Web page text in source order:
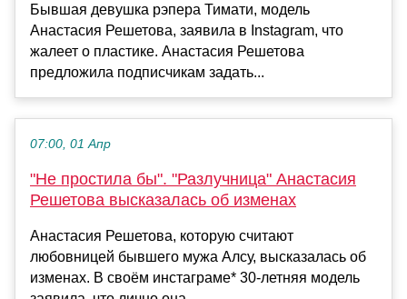
Бывшая девушка рэпера Тимати, модель
Анастасия Решетова, заявила в Instagram, что
жалеет о пластике. Анастасия Решетова
предложила подписчикам задать...
07:00, 01 Апр
"Не простила бы". "Разлучница" Анастасия
Решетова высказалась об изменах
Анастасия Решетова, которую считают
любовницей бывшего мужа Алсу, высказалась об
изменах. В своём инстаграме* 30-летняя модель